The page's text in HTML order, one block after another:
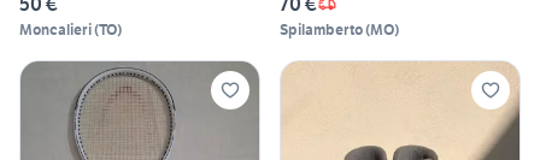
Moncalieri(TO) Spilamberto(MO)